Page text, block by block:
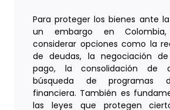
Para proteger los bienes ante
un embargo en
considerar opciones como la
de deudas, la negociación
pago, la consolidación de
búsqueda de programas
financiera. También es
las leyes que protegen